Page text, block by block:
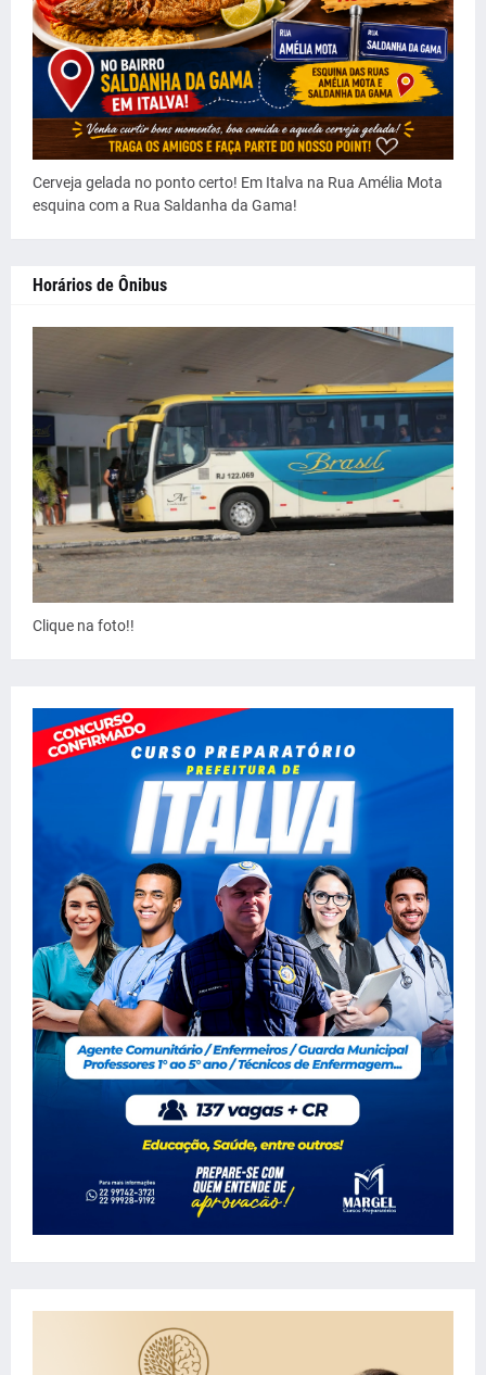
Cerveja gelada no ponto certo! Em Italva na Rua Amélia Mota
esquina com a Rua Saldanha da Gama!
Horários de Ônibus
Clique na foto!!